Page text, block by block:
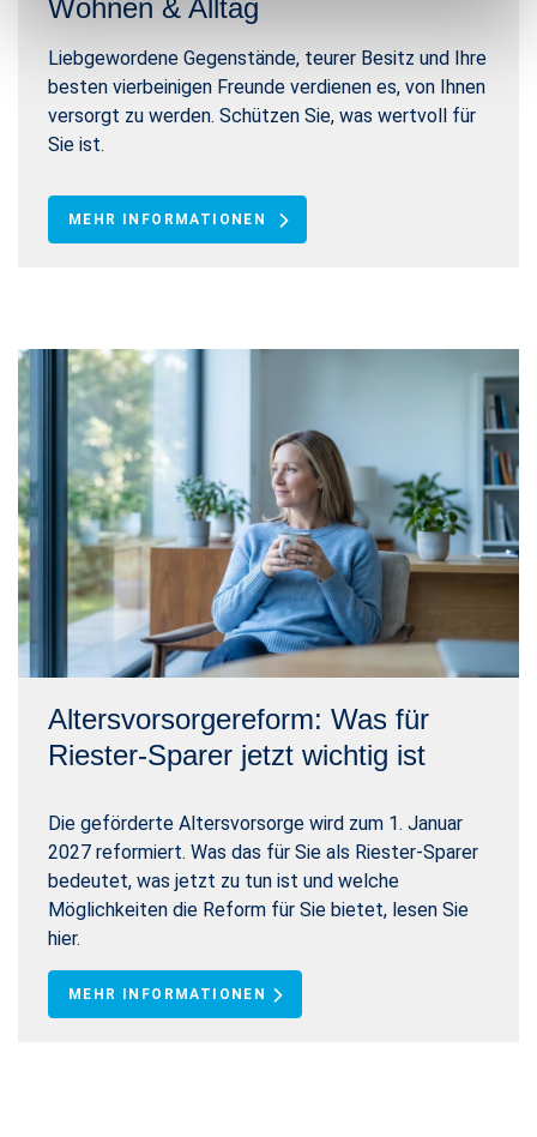
Wohnen & Alltag
Liebgewordene Gegenstände, teurer Besitz und Ihre
besten vierbeinigen Freunde verdienen es, von Ihnen
versorgt zu werden. Schützen Sie, was wertvoll für
Sie ist.
MEHR INFORMATIONEN
Altersvorsorgereform: Was für
Riester-Sparer jetzt wichtig ist
Die geförderte Altersvorsorge wird zum 1. Januar
2027 reformiert. Was das für Sie als Riester-Sparer
bedeutet, was jetzt zu tun ist und welche
Möglichkeiten die Reform für Sie bietet, lesen Sie
hier.
MEHR INFORMATIONEN